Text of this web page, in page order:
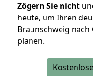
Zögern Sie nicht
heute, um Ihren
Braunschweig
planen.